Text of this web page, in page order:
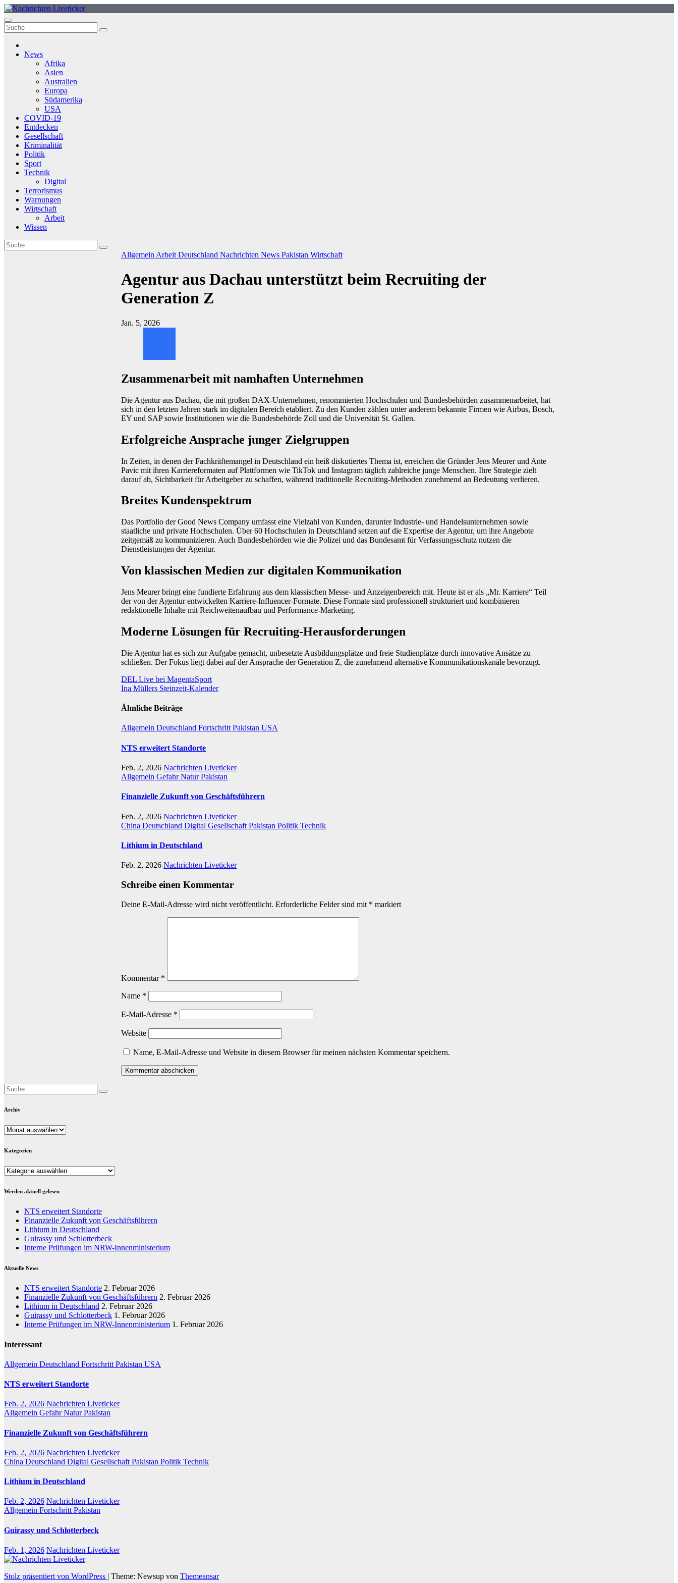
Zum
Inhalt
springen
News
Afrika
Asien
Australien
Europa
Südamerika
USA
COVID-19
Entdecken
Gesellschaft
Kriminalität
Politik
Sport
Technik
Digital
Terrorismus
Warnungen
Wirtschaft
Arbeit
Wissen
Allgemein ArbeitDeutschlandNachrichtenNewsPakistanWirtschaft
Agentur aus Dachau unterstützt beim Recruiting der
Generation Z
Jan. 5, 2026
Zusammenarbeit mit namhaften Unternehmen
Die Agentur aus Dachau, die mit großen DAX-Unternehmen, renommierten Hochschulen und Bundesbehörden zusammenarbeitet, hat
sich in den letzten Jahren stark im digitalen Bereich etabliert. Zu den Kunden zählen unter anderem bekannte Firmen wie Airbus, Bosch,
EY und SAP sowie Institutionen wie die Bundesbehörde Zoll und die Universität St. Gallen.
Erfolgreiche Ansprache junger Zielgruppen
In Zeiten, in denen der Fachkräftemangel in Deutschland ein heiß diskutiertes Thema ist, erreichen die Gründer Jens Meurer und Ante
Pavic mit ihren Karriereformaten auf Plattformen wie TikTok und Instagram täglich zahlreiche junge Menschen. Ihre Strategie zielt
darauf ab, Sichtbarkeit für Arbeitgeber zu schaffen, während traditionelle Recruiting-Methoden zunehmend an Bedeutung verlieren.
Breites Kundenspektrum
Das Portfolio der Good News Company umfasst eine Vielzahl von Kunden, darunter Industrie- und Handelsunternehmen sowie
staatliche und private Hochschulen. Über 60 Hochschulen in Deutschland setzen auf die Expertise der Agentur, um ihre Angebote
zeitgemäß zu kommunizieren. Auch Bundesbehörden wie die Polizei und das Bundesamt für Verfassungsschutz nutzen die
Dienstleistungen der Agentur.
Von klassischen Medien zur digitalen Kommunikation
Jens Meurer bringt eine fundierte Erfahrung aus dem klassischen Messe- und Anzeigenbereich mit. Heute ist er als „Mr. Karriere“ Teil
der von der Agentur entwickelten Karriere-Influencer-Formate. Diese Formate sind professionell strukturiert und kombinieren
redaktionelle Inhalte mit Reichweitenaufbau und Performance-Marketing.
Moderne Lösungen für Recruiting-Herausforderungen
Die Agentur hat es sich zur Aufgabe gemacht, unbesetzte Ausbildungsplätze und freie Studienplätze durch innovative Ansätze zu
schließen. Der Fokus liegt dabei auf der Ansprache der Generation Z, die zunehmend alternative Kommunikationskanäle bevorzugt.
Beitragsnavigation
DEL Live bei MagentaSport
Ina Müllers Steinzeit-Kalender
Ähnliche Beiträge
AllgemeinDeutschlandFortschrittPakistanUSA
NTS erweitert Standorte
Feb. 2, 2026 Nachrichten Liveticker
AllgemeinGefahrNaturPakistan
Finanzielle Zukunft von Geschäftsführern
Feb. 2, 2026 Nachrichten Liveticker
ChinaDeutschlandDigitalGesellschaftPakistanPolitikTechnik
Lithium in Deutschland
Feb. 2, 2026 Nachrichten Liveticker
Schreibe einen Kommentar
Deine E-Mail-Adresse wird nicht veröffentlicht. Erforderliche Felder sind mit * markiert
Kommentar *
Name *
E-Mail-Adresse *
Website
Name, E-Mail-Adresse und Website in diesem Browser für meinen nächsten Kommentar speichern.
Archiv
Archiv
Kategorien
Kategorien
Werden aktuell gelesen
NTS erweitert Standorte
Finanzielle Zukunft von Geschäftsführern
Lithium in Deutschland
Guirassy und Schlotterbeck
Interne Prüfungen im NRW-Innenministerium
Aktuelle News
NTS erweitert Standorte 2. Februar 2026
Finanzielle Zukunft von Geschäftsführern 2. Februar 2026
Lithium in Deutschland 2. Februar 2026
Guirassy und Schlotterbeck 1. Februar 2026
Interne Prüfungen im NRW-Innenministerium 1. Februar 2026
Interessant
Allgemein Deutschland Fortschritt Pakistan USA
NTS erweitert Standorte
Feb. 2, 2026 Nachrichten Liveticker
Allgemein GefahrNaturPakistan
Finanzielle Zukunft von Geschäftsführern
Feb. 2, 2026 Nachrichten Liveticker
China Deutschland Digital Gesellschaft Pakistan Politik Technik
Lithium in Deutschland
Feb. 2, 2026 Nachrichten Liveticker
Allgemein Fortschritt Pakistan
Guirassy und Schlotterbeck
Feb. 1, 2026 Nachrichten Liveticker
Stolz präsentiert von WordPress | Theme: Newsup von Themeansar